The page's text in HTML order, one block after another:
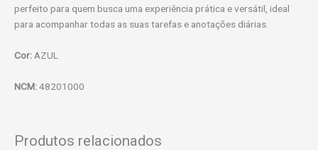
perfeito para quem busca uma experiência prática e versátil, ideal
para acompanhar todas as suas tarefas e anotações diárias.
Cor: AZUL
NCM:48201000
Produtos relacionados